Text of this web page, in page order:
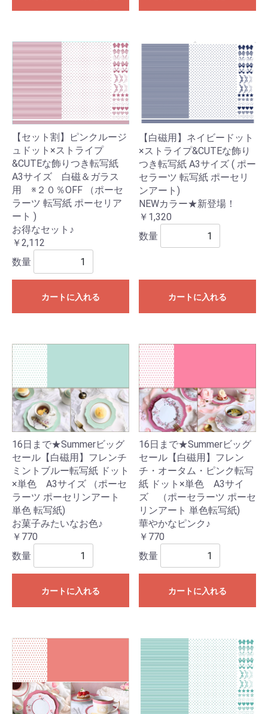
【セット割】ピンクルージ
ュドット×ストライプ
&CUTEな飾りつき転写紙
A3サイズ 白磁＆ガラス
用 ※２０％OFF （ポーセ
ラーツ 転写紙 ポーセリア
ート )
お得なセット♪
￥2,112
数量
カートに入れる
【白磁用】ネイビードット
×ストライプ&CUTEな飾り
つき転写紙 A3サイズ ( ポー
セラーツ 転写紙 ポーセリ
ンアート)
NEWカラー★新登場！
￥1,320
数量
カートに入れる
16日まで★Summerビッグ
セール【白磁用】フレンチ
ミントブルー転写紙 ドット
×単色 A3サイズ （ポーセ
ラーツ ポーセリンアート
単色 転写紙)
お菓子みたいなお色♪
￥770
数量
カートに入れる
16日まで★Summerビッグ
セール【白磁用】フレン
チ・オータム・ピンク転写
紙 ドット×単色 A3サイ
ズ （ポーセラーツ ポーセ
リンアート 単色転写紙)
華やかなピンク♪
￥770
数量
カートに入れる